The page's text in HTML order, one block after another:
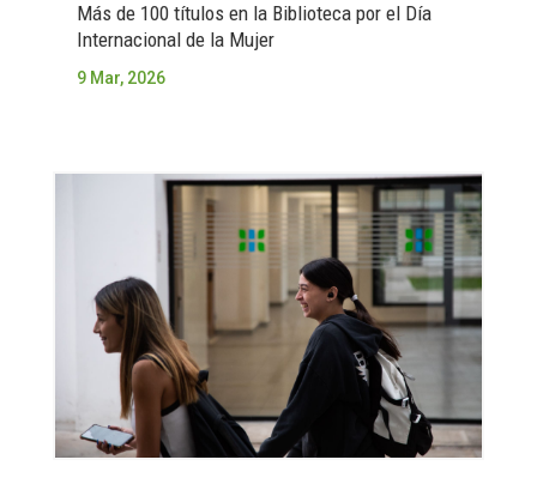
Más de 100 títulos en la Biblioteca por el Día
Internacional de la Mujer
9 Mar, 2026